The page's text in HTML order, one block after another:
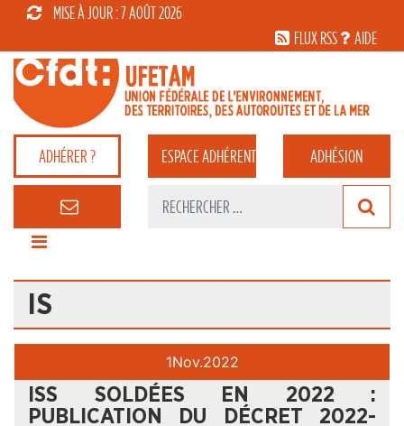
MISE À JOUR : 7 AOÛT 2026
FLUX RSS
AIDE
ADHÉRER ? ESPACEADHÉRENT ADHÉSION
IS
1Nov.2022
ISS SOLDÉES EN 2022 :
PUBLICATION DU DÉCRET 2022-